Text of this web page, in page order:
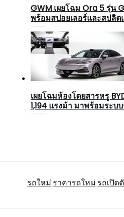
GWM เผยโฉม Ora 5 รุ่น
พร้อมสปอยเลอร์และสปลิต
เผยโฉมห้องโดยสารหรู
1,194 แรงม้า มาพร้อมระบ
รถใหม่ ราคารถใหม่ รถเปิด